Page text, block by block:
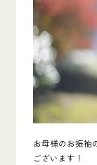
お母様のお振袖
ございます！